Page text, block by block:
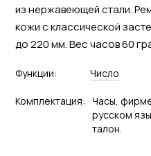
из нержавеющей стали.
кожи с классической
до 220 мм. Вес часов 60
Функции: Число
Комплектация: Часы,
русском
талон.